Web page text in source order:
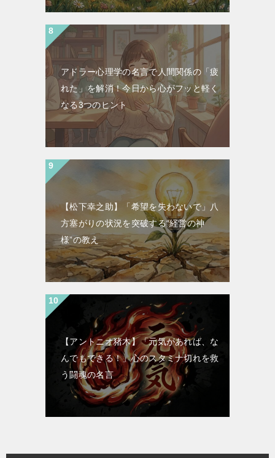
アドラー心理学の名言で人間関係の「疲
れた」を解消！今日から心がフッと軽く
なる3つのヒント
【松下幸之助】「希望を失わないで」八
方塞がりの状況を突破する“経営の神
様”の教え
【アントニオ猪木】「元気があれば、な
んでもできる！」心のスタミナ切れを救
う闘魂の名言